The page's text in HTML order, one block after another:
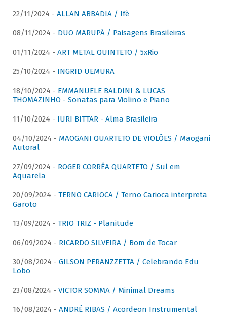
22/11/2024 - ALLAN ABBADIA / Ifè
08/11/2024 - DUO MARUPÁ / Paisagens Brasileiras
01/11/2024 - ART METAL QUINTETO / 5xRio
25/10/2024 - INGRID UEMURA
18/10/2024 - EMMANUELE BALDINI & LUCAS
THOMAZINHO - Sonatas para Violino e Piano
11/10/2024 - IURI BITTAR - Alma Brasileira
04/10/2024 - MAOGANI QUARTETO DE VIOLÕES / Maogani
Autoral
27/09/2024 - ROGER CORRÊA QUARTETO / Sul em
Aquarela
20/09/2024 - TERNO CARIOCA / Terno Carioca interpreta
Garoto
13/09/2024 - TRIO TRIZ - Planitude
06/09/2024 - RICARDO SILVEIRA / Bom de Tocar
30/08/2024 - GILSON PERANZZETTA / Celebrando Edu
Lobo
23/08/2024 - VICTOR SOMMA / Minimal Dreams
16/08/2024 - ANDRÉ RIBAS / Acordeon Instrumental